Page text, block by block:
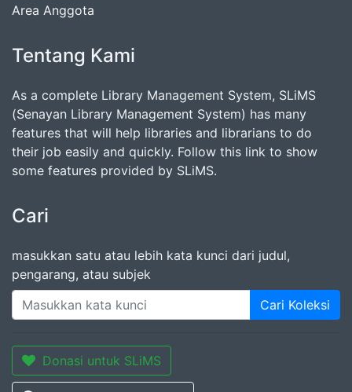
Area Anggota
Tentang Kami
As a complete Library Management System, SLiMS
(Senayan Library Management System) has many
features that will help libraries and librarians to do
their job easily and quickly. Follow this link to show
some features provided by SLiMS.
Cari
masukkan satu atau lebih kata kunci dari judul,
pengarang, atau subjek
Cari Koleksi
Donasi untuk SLiMS